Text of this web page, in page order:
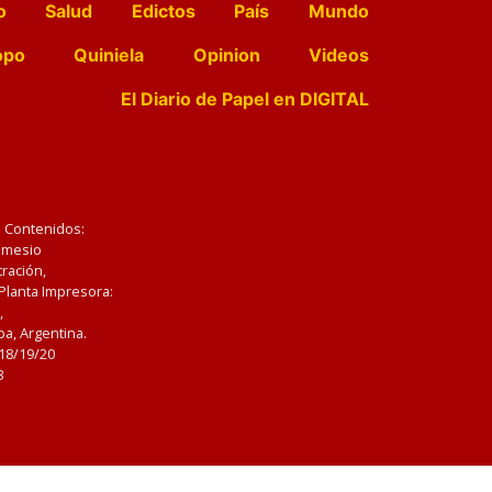
Salud Edictos País
Mundo
Quiniela Opinion
Videos
El Diario de Papel en DIGITAL
Impresora:
Argentina.
19/20